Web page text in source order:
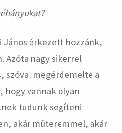
János érkezett hozzánk,
Azóta nagy sikerrel
szóval megérdemelte a
hogy vannak olyan
tudunk segíteni
akár műteremmel, akár